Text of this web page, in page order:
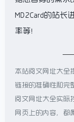
MD2Card的站长
率等！
本站阅文网址大全
链接的准确性和完
阅文网址大全实际
网页上的内容，都